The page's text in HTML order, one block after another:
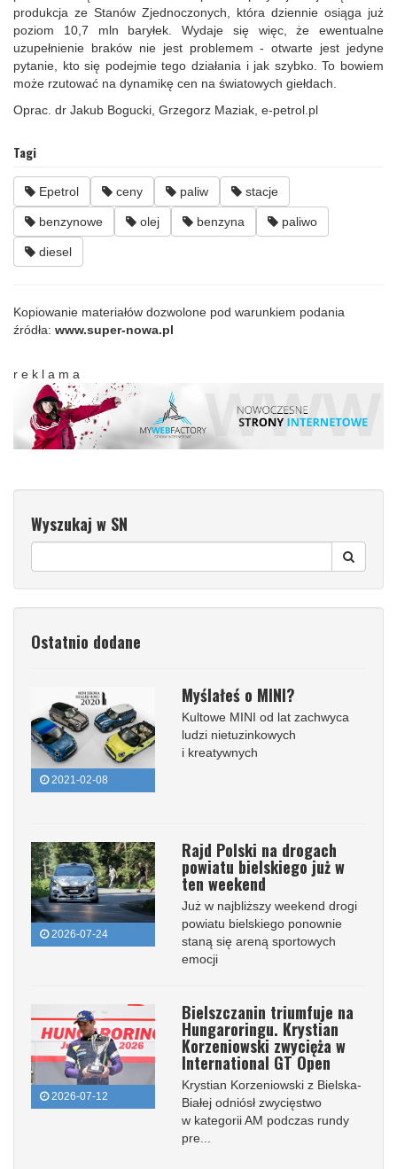
produkcja ze Stanów Zjednoczonych, która dziennie osiąga już
poziom 10,7 mln baryłek. Wydaje się więc, że ewentualne
uzupełnienie braków nie jest problemem - otwarte jest jedyne
pytanie, kto się podejmie tego działania i jak szybko. To bowiem
może rzutować na dynamikę cen na światowych giełdach.
Oprac. dr Jakub Bogucki, Grzegorz Maziak, e-petrol.pl
Tagi
Epetrol ceny paliw stacje
benzynowe olej benzyna paliwo
diesel
Kopiowanie materiałów dozwolone pod warunkiem podania
źródła: www.super-nowa.pl
r e k l a m a
Wyszukaj w SN
Ostatnio dodane
2021-02-08
Myślałeś o MINI?
Kultowe MINI od lat zachwyca
ludzi nietuzinkowych
i kreatywnych
2026-07-24
Rajd Polski na drogach
powiatu bielskiego już w
ten weekend
Już w najbliższy weekend drogi
powiatu bielskiego ponownie
staną się areną sportowych
emocji
2026-07-12
Bielszczanin triumfuje na
Hungaroringu. Krystian
Korzeniowski zwycięża w
International GT Open
Krystian Korzeniowski z Bielska-
Białej odniósł zwycięstwo
w kategorii AM podczas rundy
pre...